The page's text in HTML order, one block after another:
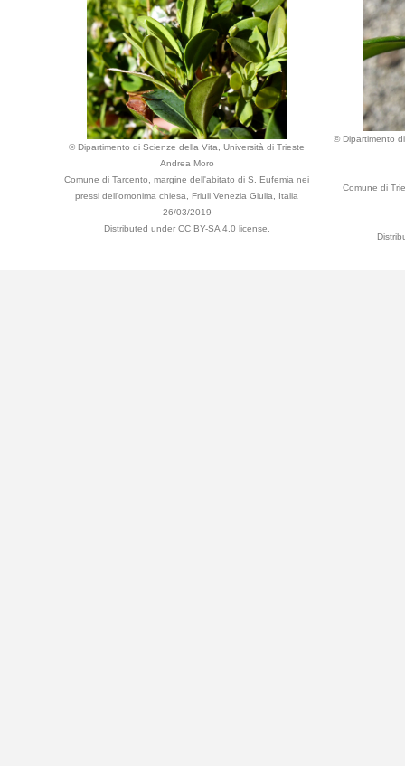
© Dipartimento di Scienze della Vita, Università di Trieste
Andrea Moro
Comune di Tarcento, margine dell'abitato di S. Eufemia nei
pressi dell'omonima chiesa, Friuli Venezia Giulia, Italia
26/03/2019
Distributed under CC BY-SA 4.0 license.
© Dipartimento
Comune di